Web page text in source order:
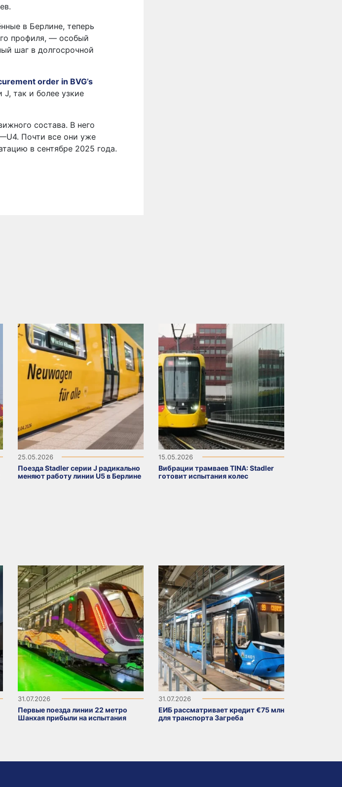
в Берлине, теперь
профиля, — особый
шаг в долгосрочной
order in BVG’s
J, так и более узкие
состава. В него
Почти все они уже
в сентябре 2025 года.
25.05.2026
Поезда Stadler серии J радикально
меняют работу линии U5 в Берлине
15.05.2026
Вибрации трамваев TINA: Stadler
готовит испытания колес
31.07.2026
Первые поезда линии 22 метро
Шанхая прибыли на испытания
31.07.2026
ЕИБ рассматривает кредит €75 млн
для транспорта Загреба